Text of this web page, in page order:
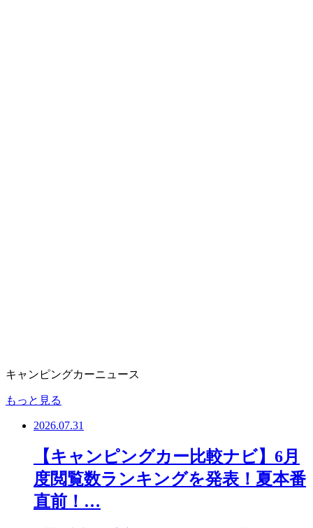
キャンピングカーニュース
もっと見る
2026.07.31
【キャンピングカー比較ナビ】6月
度閲覧数ランキングを発表！夏本番
直前！…